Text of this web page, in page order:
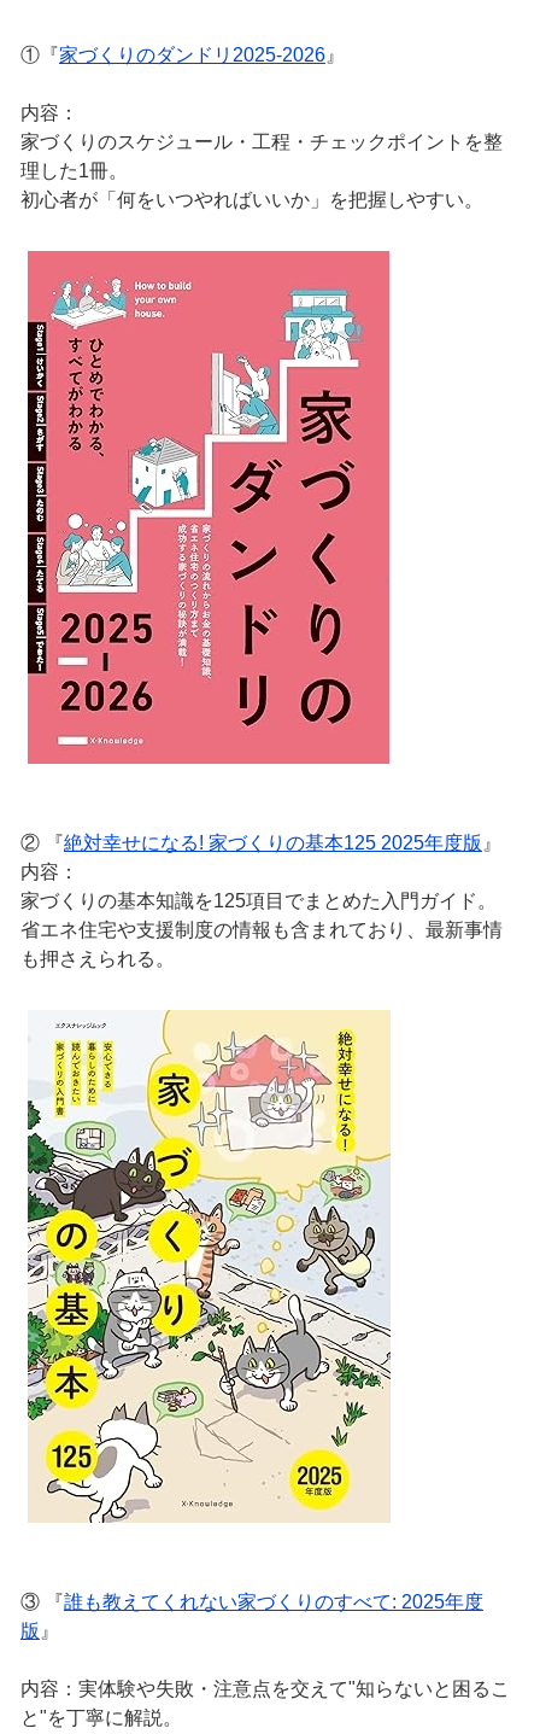
①『 家づくりのダンドリ2025‑2026』
内容：
家づくりのスケジュール・工程・チェックポイントを整
理した1冊。
初心者が「何をいつやればいいか」を把握しやすい。
② 『 絶対幸せになる! 家づくりの基本125 2025年度版 』
内容：
家づくりの基本知識を125項目でまとめた入門ガイド。
省エネ住宅や支援制度の情報も含まれており、最新事情
も押さえられる。
③ 『 誰も教えてくれない家づくりのすべて: 2025年度
版 』
内容：実体験や失敗・注意点を交えて"知らないと困るこ
と"を丁寧に解説。